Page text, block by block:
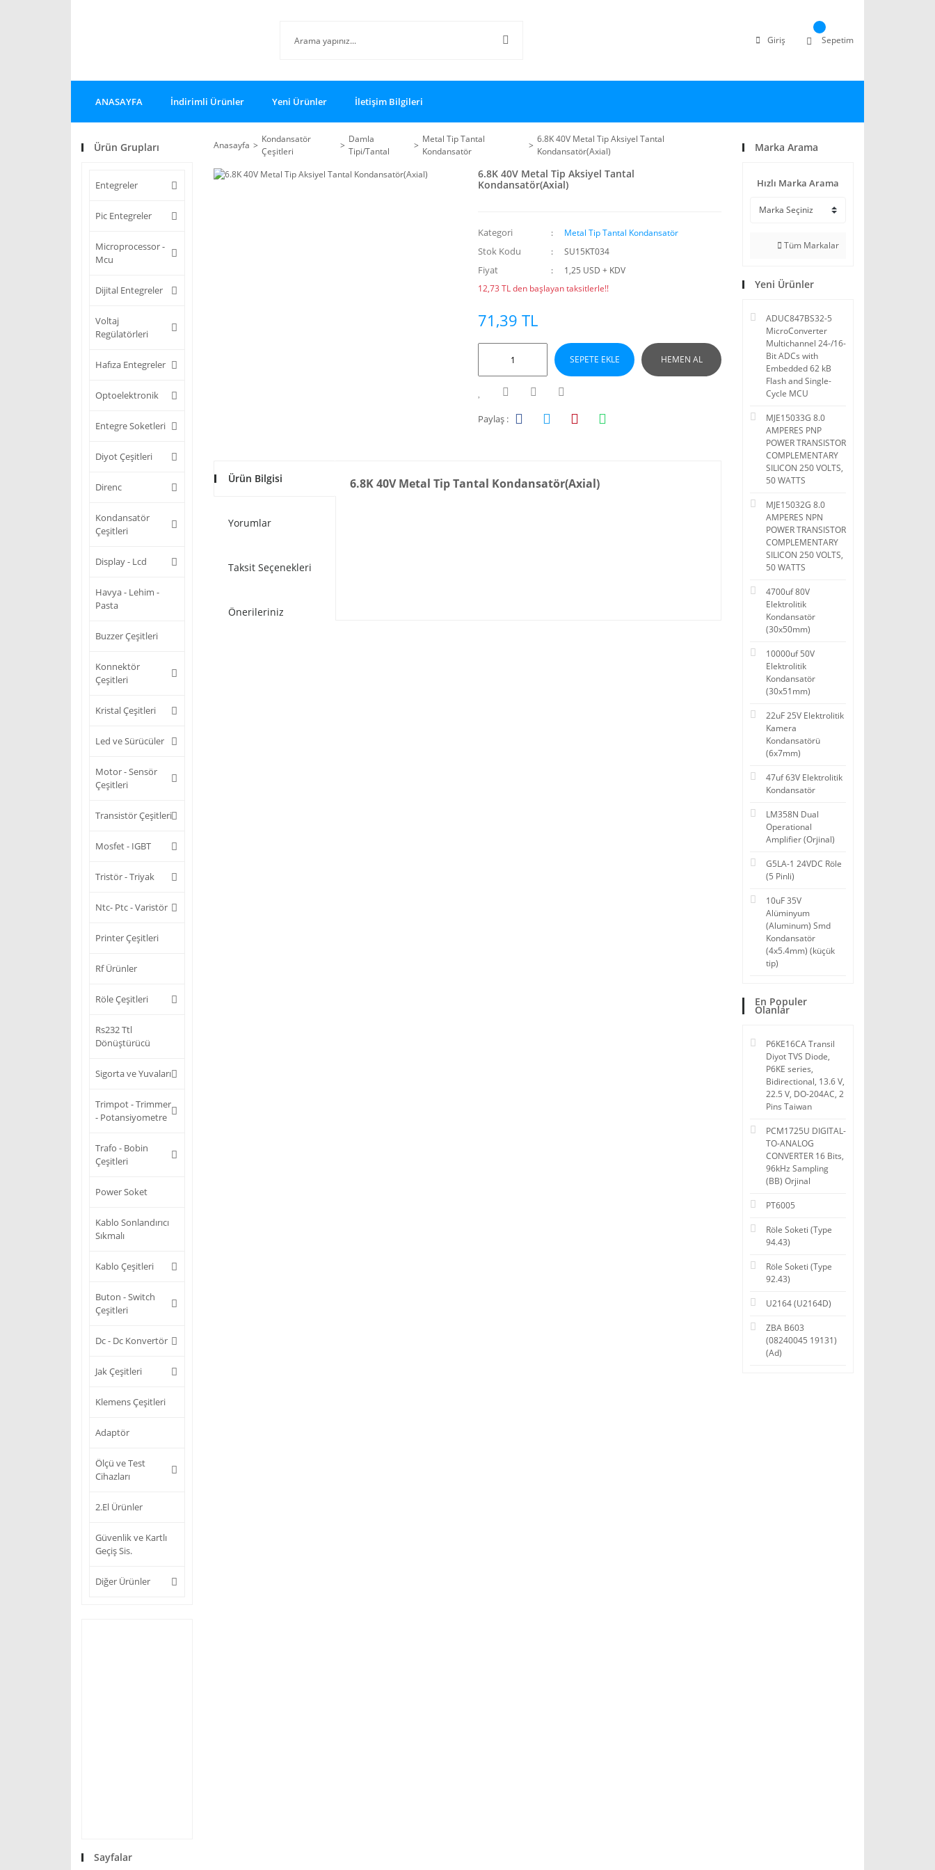
Giriş Sepetim
ANASAYFA İndirimli Ürünler Yeni Ürünler İletişim Bilgileri
Ürün Grupları
Entegreler
Pic Entegreler
Microprocessor -
Mcu
Dijital Entegreler
Voltaj
Regülatörleri
Hafıza Entegreler
Optoelektronik
Entegre Soketleri
Diyot Çeşitleri
Direnc
Kondansatör
Çeşitleri
Display - Lcd
Havya - Lehim -
Pasta
Buzzer Çeşitleri
Konnektör
Çeşitleri
Kristal Çeşitleri
Led ve Sürücüler
Motor - Sensör
Çeşitleri
Transistör Çeşitleri
Mosfet - IGBT
Tristör - Triyak
Ntc- Ptc - Varistör
Printer Çeşitleri
Rf Ürünler
Röle Çeşitleri
Rs232 Ttl
Dönüştürücü
Sigorta ve Yuvaları
Trimpot - Trimmer
- Potansiyometre
Trafo - Bobin
Çeşitleri
Power Soket
Kablo Sonlandırıcı
Sıkmalı
Kablo Çeşitleri
Buton - Switch
Çeşitleri
Dc - Dc Konvertör
Jak Çeşitleri
Klemens Çeşitleri
Adaptör
Ölçü ve Test
Cihazları
2.El Ürünler
Güvenlik ve Kartlı
Geçiş Sis.
Diğer Ürünler
Sayfalar
Anasayfa
Kondansatör
Çeşitleri
Damla
Tipi/Tantal
Metal Tip Tantal
Kondansatör
6.8K 40V Metal Tip Aksiyel Tantal
Kondansatör(Axial)
6.8K 40V Metal Tip Aksiyel Tantal
Kondansatör(Axial)
Kategori Metal Tip Tantal Kondansatör
Stok Kodu SU15KT034
Fiyat
1,25 USD + KDV
12,73 TL den başlayan taksitlerle!!
71,39 TL
SEPETE EKLE HEMEN AL
Paylaş :
Ürün Bilgisi
Yorumlar
Taksit Seçenekleri
Önerileriniz
6.8K 40V Metal Tip Tantal Kondansatör(Axial)
Marka Arama
Hızlı Marka Arama
Tüm Markalar
Yeni Ürünler
ADUC847BS32-5
MicroConverter
Multichannel 24-/16-
Bit ADCs with
Embedded 62 kB
Flash and Single-
Cycle MCU
MJE15033G 8.0
AMPERES PNP
POWER TRANSISTOR
COMPLEMENTARY
SILICON 250 VOLTS,
50 WATTS
MJE15032G 8.0
AMPERES NPN
POWER TRANSISTOR
COMPLEMENTARY
SILICON 250 VOLTS,
50 WATTS
4700uf 80V
Elektrolitik
Kondansatör
(30x50mm)
10000uf 50V
Elektrolitik
Kondansatör
(30x51mm)
22uF 25V Elektrolitik
Kamera
Kondansatörü
(6x7mm)
47uf 63V Elektrolitik
Kondansatör
LM358N Dual
Operational
Amplifier (Orjinal)
G5LA-1 24VDC Röle
(5 Pinli)
10uF 35V
Alüminyum
(Aluminum) Smd
Kondansatör
(4x5.4mm) (küçük
tip)
En Populer
Olanlar
P6KE16CA Transil
Diyot TVS Diode,
P6KE series,
Bidirectional, 13.6 V,
22.5 V, DO-204AC, 2
Pins Taiwan
PCM1725U DIGITAL-
TO-ANALOG
CONVERTER 16 Bits,
96kHz Sampling
(BB) Orjinal
PT6005
Röle Soketi (Type
94.43)
Röle Soketi (Type
92.43)
U2164 (U2164D)
ZBA B603
(08240045 19131)
(Ad)